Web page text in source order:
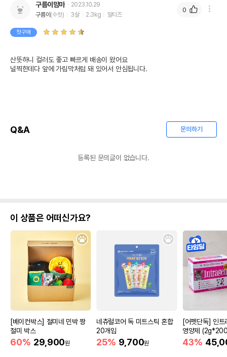
구름이맘마
2023.10.29
구름이 (수컷) 3살 2.3kg 말티즈
첫구매
산뜻하니 컬러도 좋고 빠르게 배송이 왔어요
널찍한데다 앞에 가림막처럼 돼 있어서 안심됩니다.
0
Q&A 문의하기
등록된 문의글이 없습니다.
이 상품은 어떠신가요?
[베이컨박스] 절미네 민박 짱
절미 박스
60% 29,900원
네츄럴코어 독 미트스틱 혼합
20개입
25% 9,700원
[어펫단독] 인트
영양제
43%